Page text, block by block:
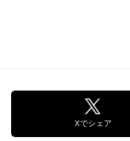
Xでシェア